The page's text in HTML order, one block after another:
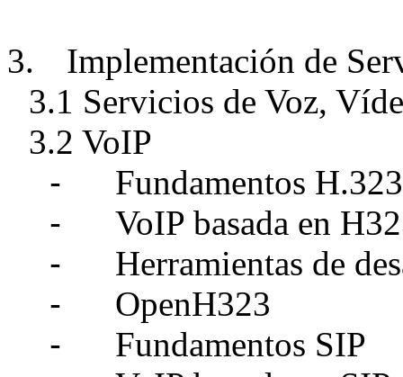
3.
Implementación de
3.1 Servicios de Voz,
3.2 VoIP
-
Fundamentos H.323
-
VoIP basada en
-
Herramientas de
-
OpenH323
-
Fundamentos SIP